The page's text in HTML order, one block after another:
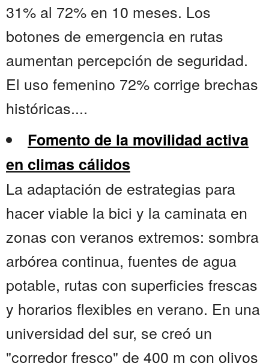
31% al 72% en 10 meses. Los
botones de emergencia en rutas
aumentan percepción de seguridad.
El uso femenino 72% corrige brechas
históricas....
Fomento de la movilidad activa
en climas cálidos
La adaptación de estrategias para
hacer viable la bici y la caminata en
zonas con veranos extremos: sombra
arbórea continua, fuentes de agua
potable, rutas con superficies frescas
y horarios flexibles en verano. En una
universidad del sur, se creó un
"corredor fresco" de 400 m con olivos